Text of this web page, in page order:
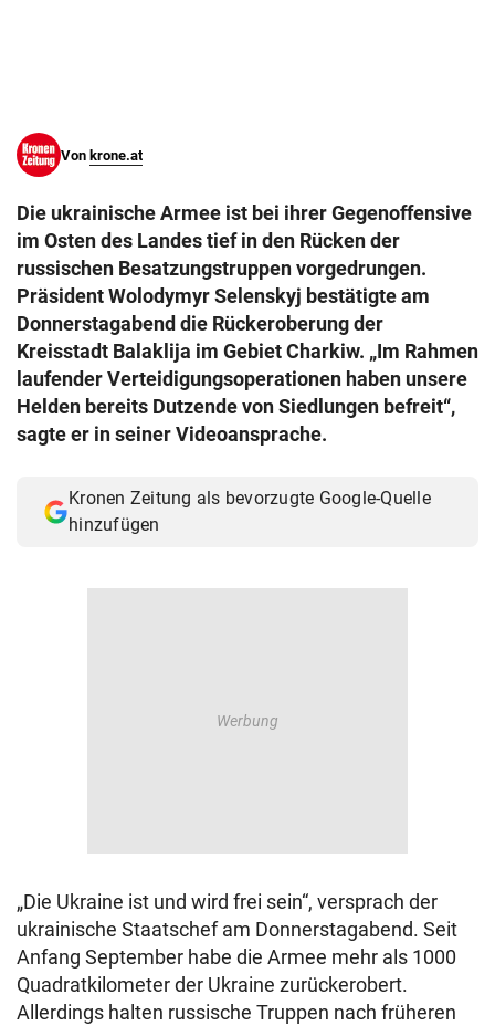
Von krone.at
Die ukrainische Armee ist bei ihrer Gegenoffensive
im Osten des Landes tief in den Rücken der
russischen Besatzungstruppen vorgedrungen.
Präsident Wolodymyr Selenskyj bestätigte am
Donnerstagabend die Rückeroberung der
Kreisstadt Balaklija im Gebiet Charkiw. „Im Rahmen
laufender Verteidigungsoperationen haben unsere
Helden bereits Dutzende von Siedlungen befreit“,
sagte er in seiner Videoansprache.
Kronen Zeitung als bevorzugte Google-Quelle
hinzufügen
„Die Ukraine ist und wird frei sein“, versprach der
ukrainische Staatschef am Donnerstagabend. Seit
Anfang September habe die Armee mehr als 1000
Quadratkilometer der Ukraine zurückerobert.
Allerdings halten russische Truppen nach früheren